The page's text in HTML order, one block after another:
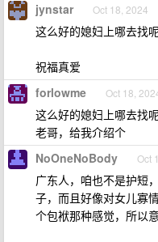
jynstar Oct 18, 2024
这么好的媳妇上哪去找呢
祝福真爱
forlowme Oct 18,
这么好的媳妇上哪去找呢
老哥，给我介绍个
NoOneNoBody Oct
广东人，咱也不是护短
子，而且好像对女儿寡
个包袱那种感觉，所以